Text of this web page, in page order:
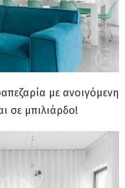
με ανοιγόμενη
σε μπιλιάρδο!